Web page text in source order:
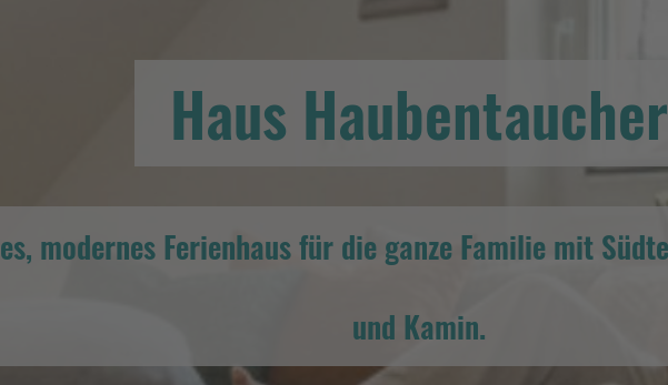
Haus Haubentaucher
modernes Ferienhaus für die ganze Familie mit
und Kamin.